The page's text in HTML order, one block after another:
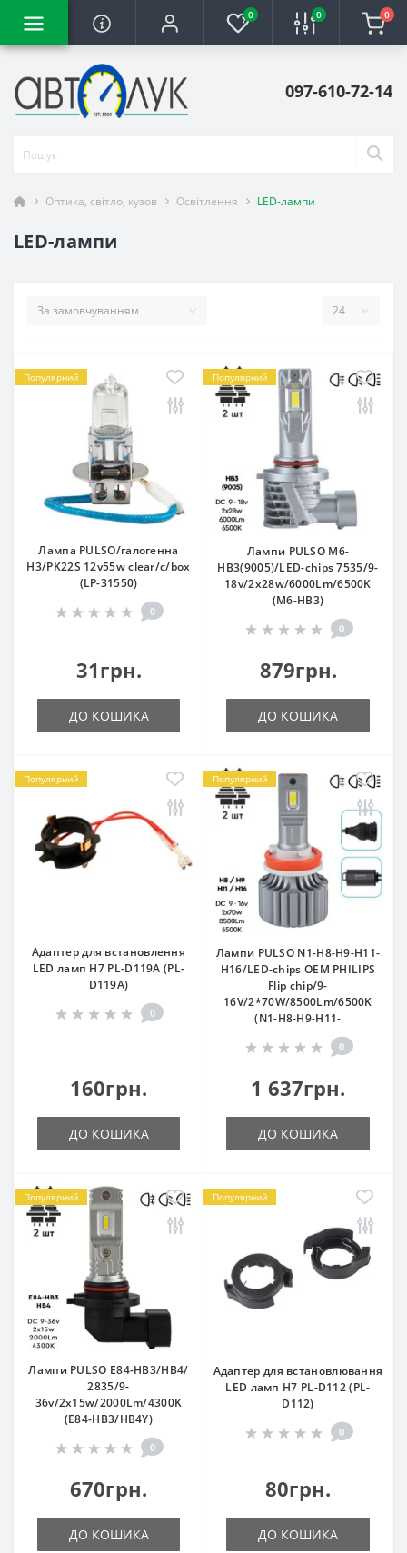
0 0 0
097-610-72-14
Оптика, світло, кузов Освітлення LED-лампи
LED-лампи
Популярний
Лампа PULSO/галогенна
H3/PK22S 12v55w clear/c/box
(LP-31550)
0
31грн.
ДО КОШИКА
Популярний
Лампи PULSO M6-
HВ3(9005)/LED-chips 7535/9-
18v/2x28w/6000Lm/6500K
(M6-HВ3)
0
879грн.
ДО КОШИКА
Популярний
Адаптер для встановлення
LED ламп Н7 PL-D119A (PL-
D119A)
0
160грн.
ДО КОШИКА
Популярний
Лампи PULSO N1-H8-H9-H11-
H16/LED-chips OEM PHILIPS
Flip chip/9-
16V/2*70W/8500Lm/6500K
(N1-H8-H9-H11-
0
1 637грн.
ДО КОШИКА
Популярний
Лампи PULSO E84-HB3/HB4/
2835/9-
36v/2x15w/2000Lm/4300K
(E84-HB3/HB4Y)
0
670грн.
ДО КОШИКА
Популярний
Адаптер для встановлювання
LED ламп Н7 PL-D112 (PL-
D112)
0
80грн.
ДО КОШИКА